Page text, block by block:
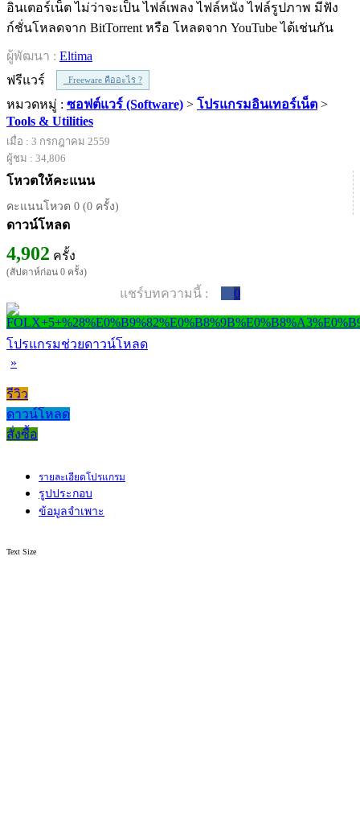
อินเตอร์เน็ต ไม่ว่าจะเป็น ไฟล์เพลง ไฟล์หนัง ไฟล์รูปภาพ มีฟัง
ก์ชั่นโหลดจาก BitTorrent หรือ โหลดจาก YouTube ได้เช่นกัน
ผู้พัฒนา : Eltima
ฟรีแวร์
Freeware คืออะไร ?
หมวดหมู่ : ซอฟต์แวร์ (Software) > โปรแกรมอินเทอร์เน็ต >
Tools & Utilities
เมื่อ : 3 กรกฎาคม 2559
ผู้ชม : 34,806
โหวตให้คะแนน
คะแนนโหวต 0 (0 ครั้ง)
ดาวน์โหลด
4,902 ครั้ง
(สัปดาห์ก่อน 0 ครั้ง)
แชร์บทความนี้ : 0
โปรแกรมช่วยดาวน์โหลด
»
รีวิว
ดาวน์โหลด
สั่งซื้อ
รายละเอียดโปรแกรม
รูปประกอบ
ข้อมูลจำเพาะ
Text Size